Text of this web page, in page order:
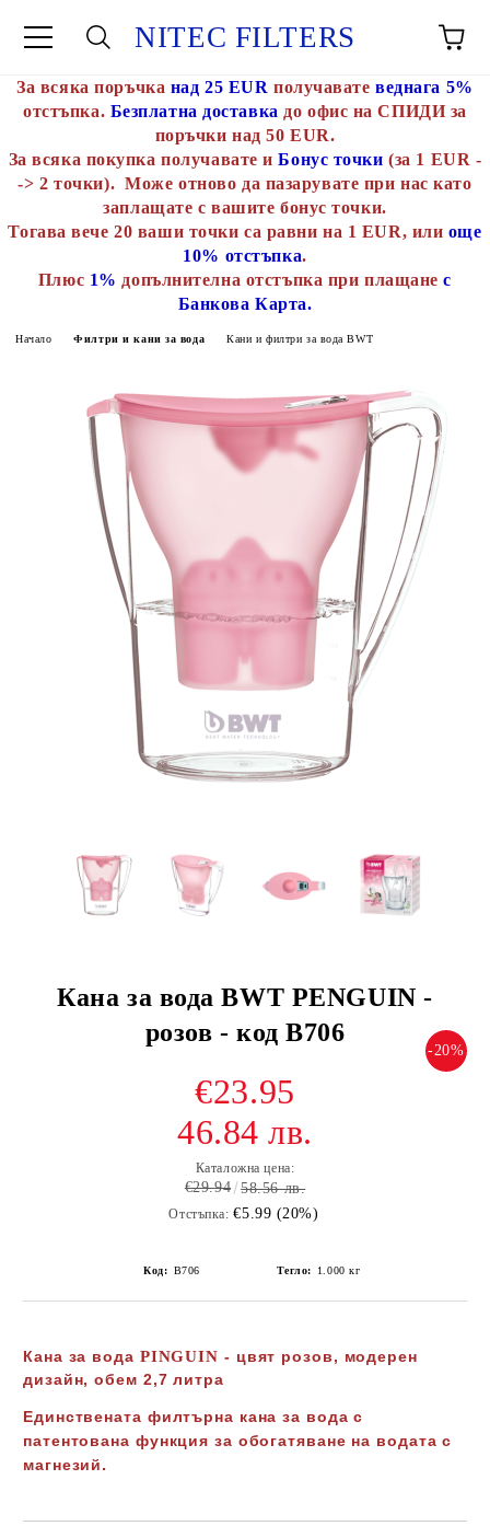
NITEC FILTERS
За всяка поръчка над 25 EUR получавате веднага 5%
отстъпка. Безплатна доставка до офис на СПИДИ за
поръчки над 50 EUR.
За всяка покупка получавате иБонус точки (за 1 EUR -
-> 2 точки). Може отново да пазарувате при нас като
заплащате с вашите бонус точки.
Тогава вече 20 ваши точки са равни на 1 EUR, или още
10% отстъпка.
Плюс 1% допълнителна отстъпка при плащанес
Банкова Карта.
Начало Филтри и кани за вода Кани и филтри за вода BWT
Кана за вода BWT PЕNGUIN -
розов - код В706
-20%
€23.95
46.84 лв.
Каталожна цена:
€29.94 58.56 лв.
Отстъпка: €5.99 (20%)
Код: В706 Тегло: 1.000 кг
Кана за вода PINGUIN - цвят розов, модерен
дизайн, обем 2,7 литра
Единствената филтърна кана за вода с
патентована функция за обогатяване на водата с
магнезий.